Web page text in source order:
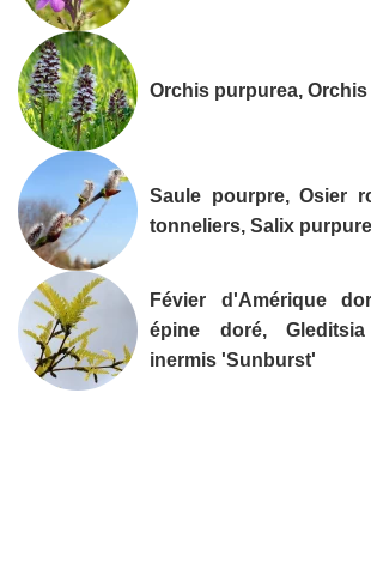
Orchis purpurea,
Saule pourpre, Osier
tonneliers, Salix
Févier d'Amérique
épine doré,
inermis 'Sunburst'